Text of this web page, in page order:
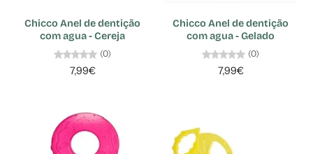
Chicco Anel de dentição
com agua - Cereja
(0)
7,99€
Chicco Anel de dentição
com agua - Gelado
(0)
7,99€